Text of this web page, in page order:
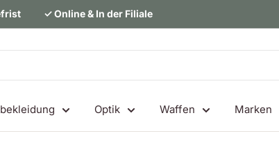
✓ Online & In der Filiale
Optik Waffen Marken